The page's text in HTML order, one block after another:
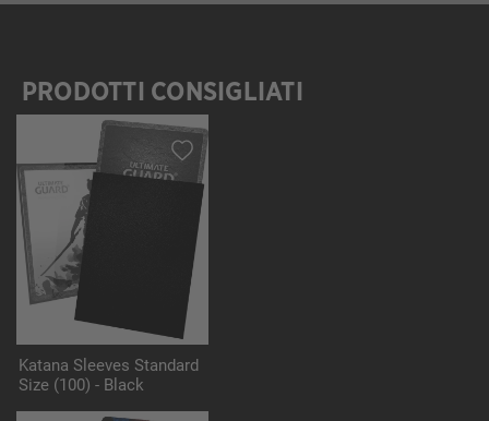
Salta la galleria dei prodotti
PRODOTTI CONSIGLIATI
Katana Sleeves Standard
Size (100) - Black